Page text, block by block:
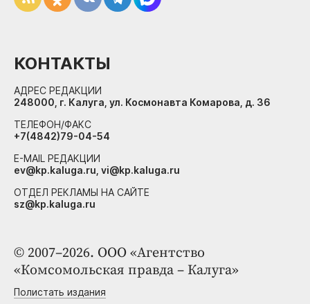
© 2007–2026. ООО «Агентство
«Комсомольская правда – Калуга»
Полистать издания
КОНТАКТЫ
АДРЕС РЕДАКЦИИ
248000, г. Калуга, ул. Космонавта Комарова, д. 36
ТЕЛЕФОН/ФАКС
+7(4842)79-04-54
E-MAIL РЕДАКЦИИ
ev@kp.kaluga.ru, vi@kp.kaluga.ru
ОТДЕЛ РЕКЛАМЫ НА САЙТЕ
sz@kp.kaluga.ru